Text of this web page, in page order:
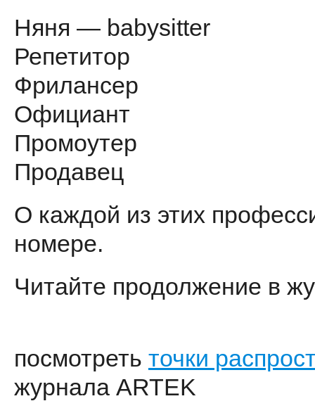
Няня — babysitter
Репетитор
Фрилансер
Официант
Промоутер
Продавец
О каждой из этих
номере.
Читайте продолжение в
посмотреть точки
журнала ARTEK